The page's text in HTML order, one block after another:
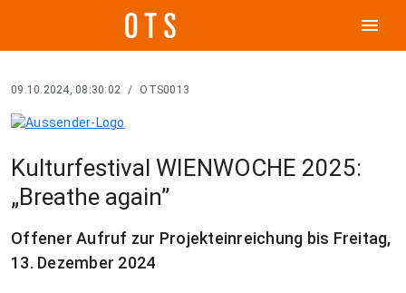
menu
09.10.2024, 08:30:02 / OTS0013
Kulturfestival WIENWOCHE 2025:
„Breathe again”
Offener Aufruf zur Projekteinreichung bis Freitag,
13. Dezember 2024